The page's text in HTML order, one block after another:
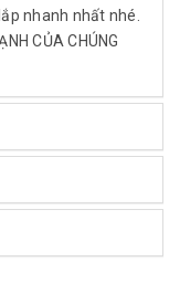
nhanh nhất nhé.
CỦA CHÚNG